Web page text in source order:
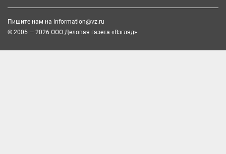
Пишите нам на information@vz.ru
© 2005 — 2026 ООО Деловая газета «Взгляд»